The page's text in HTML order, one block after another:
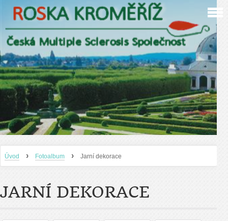
Úvod › Fotoalbum › Jarní dekorace
JARNÍ DEKORACE